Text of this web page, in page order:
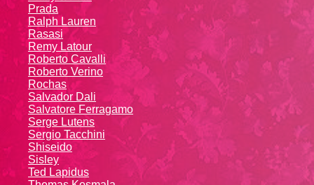
Prada
Ralph Lauren
Rasasi
Remy Latour
Roberto Cavalli
Roberto Verino
Rochas
Salvador Dali
Salvatore Ferragamo
Serge Lutens
Sergio Tacchini
Shiseido
Sisley
Ted Lapidus